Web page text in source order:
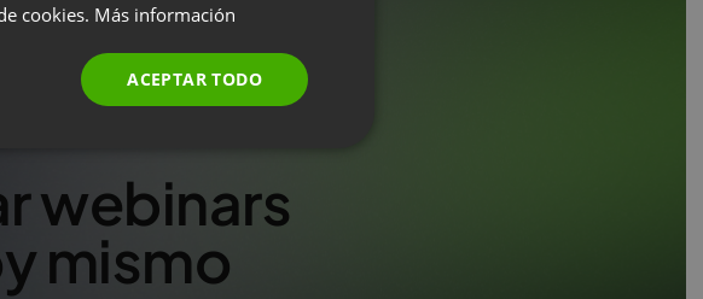
webinars
mismo
GERMAN
POLISH
PORTUGUESE
cookies. Más información
ACEPTAR TODO